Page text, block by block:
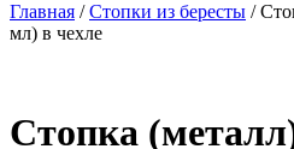
Главная /Стопки из бересты /
мл) в чехле
Стопка